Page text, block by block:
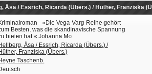
Åsa / Essrich, Ricarda (Übers.) / Hüther, Franziska
- »Die Vega-Varg-Reihe gehört
Besten, was die skandinavische Spannung
bieten hat.« Johanna Mo
Åsa / Essrich, Ricarda (Übers.) /
Franziska (Übers.)
Taschenb.